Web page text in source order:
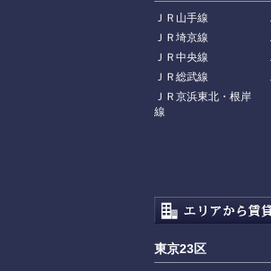
ＪＲ山手線
ＪＲ埼京線
ＪＲ中央線
ＪＲ総武線
ＪＲ京浜東北・根岸
線
東京23区